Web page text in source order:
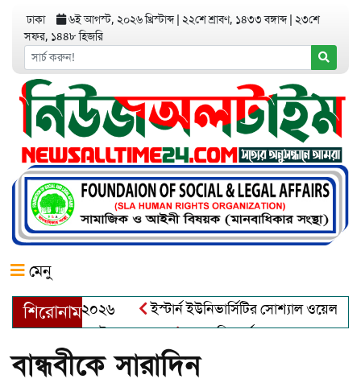
ঢাকা ৬ই আগস্ট, ২০২৬ খ্রিস্টাব্দ ২২শে শ্রাবণ, ১৪৩৩ বঙ্গাব্দ ২৩শে
সফর, ১৪৪৮ হিজরি
মেনু
শিরোনাম
ইস্টার্ন ইউনিভার্সিটির সোশ্যাল ওয়েলফেয়ার
খালেক এর ইন্তেকাল
আত্মশুদ্ধি অর্জন ও অশুভকে বর্জন করে
বান্ধবীকে সারাদিন